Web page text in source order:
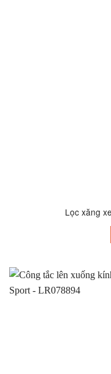
Lọc xăng